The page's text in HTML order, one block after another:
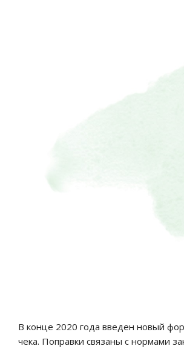
В конце 2020 года введен новый
чека. Поправки связаны с нормами